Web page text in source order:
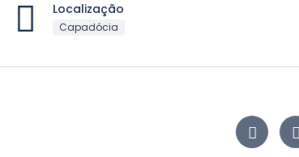
Localização
Capadócia